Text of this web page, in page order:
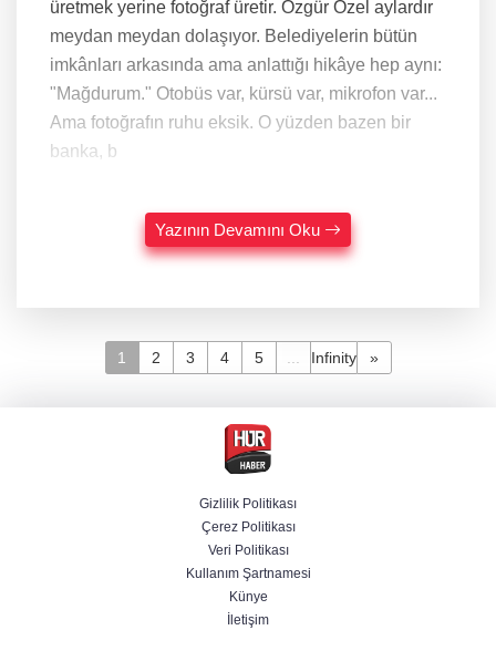
üretmek yerine fotoğraf üretir. Özgür Özel aylardır
meydan meydan dolaşıyor. Belediyelerin bütün
imkânları arkasında ama anlattığı hikâye hep aynı:
"Mağdurum." Otobüs var, kürsü var, mikrofon var...
Ama fotoğrafın ruhu eksik. O yüzden bazen bir
banka, b
Yazının Devamını Oku
1 2 3 4 5 Infinity »
Gizlilik Politikası
Çerez Politikası
Veri Politikası
Kullanım Şartnamesi
Künye
İletişim